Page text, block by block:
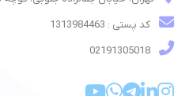
کد پستی : 1313984463